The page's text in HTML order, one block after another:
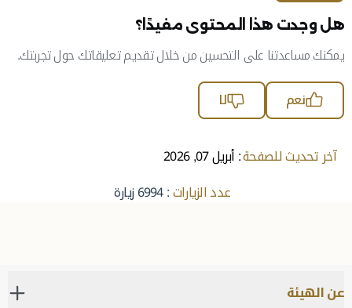
هل وجدت هذا المحتوى مفيدًا؟
يمكنك مساعدتنا على التحسين من خلال تقديم تعليقاتك حول تجربتك.
نعم
لا
آخر تحديث للصفحة: أبريل 07, 2026
عدد الزيارات: 6994 زيارة
عن الهيئة